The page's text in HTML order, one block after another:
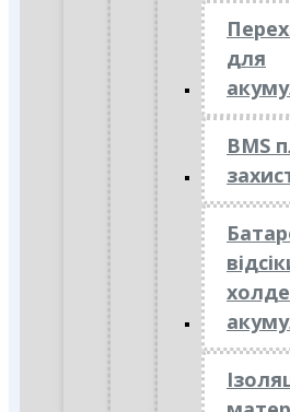
для
BMS